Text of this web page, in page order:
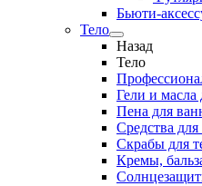
Бьюти-
Тело
Назад
Тело
Гели и
Пена для
Средства
Скрабы для
Кремы,